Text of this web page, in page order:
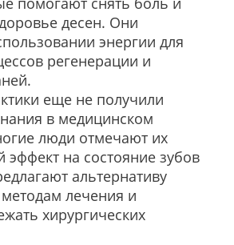
десен. Они
энергии для
регенерации и
еще не получили
в медицинском
люди отмечают их
на состояние зубов
альтернативу
лечения и
хирургических